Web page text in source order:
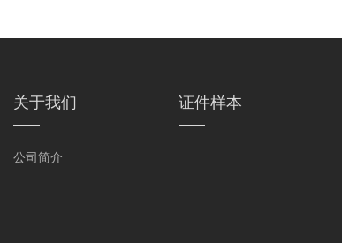
关于我们
公司简介
证件样本